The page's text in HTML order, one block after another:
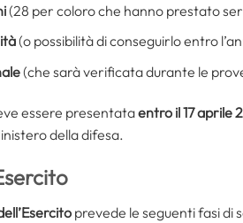
(28 per coloro che hanno prestato
(o possibilità di conseguirlo entro
(che sarà verificata durante le
essere presentataentro il 17 aprile
della difesa.
prevede le seguenti fasi di